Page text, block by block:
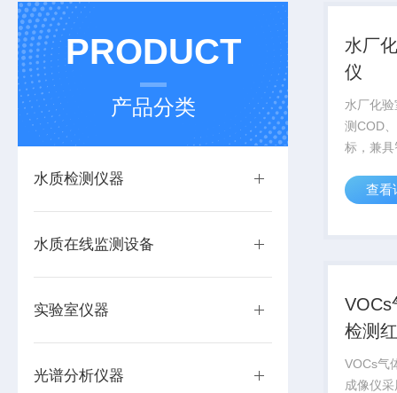
PRODUCT
产品分类
水质检测仪器
水质在线监测设备
实验室仪器
光谱分析仪器
水厂
仪
水厂化
测COD
标，兼
目了然
查看
VOCs
检测
VOCs气
成像仪